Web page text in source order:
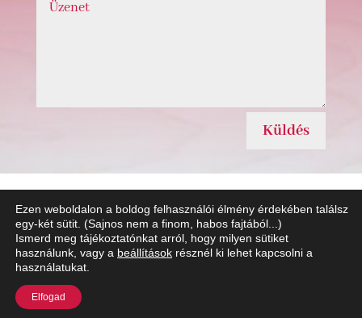
Küldés
Adatkezelési Tájékoztató Impresszum
Ezen weboldalon a boldog felhasználói élmény érdekében találsz
egy-két sütit. (Sajnos nem a finom, habos fajtából...)
Ismerd meg tájékoztatónkat arról, hogy milyen sütiket
használunk, vagy a beállítások résznél ki lehet kapcsolni a
használatukat.
Elfogad